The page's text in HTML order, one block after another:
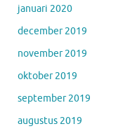
januari 2020
december 2019
november 2019
oktober 2019
september 2019
augustus 2019